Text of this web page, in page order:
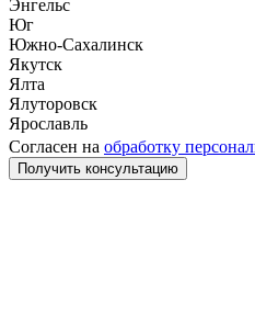
Энгельс
Юг
Южно-Сахалинск
Якутск
Ялта
Ялуторовск
Ярославль
Согласен на обработку
Получить консультацию